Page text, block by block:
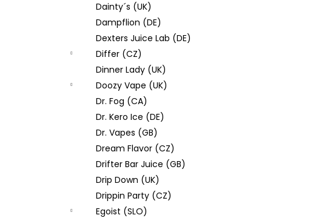
Dainty´s (UK)
Dampflion (DE)
Dexters Juice Lab (DE)
Differ (CZ)
Dinner Lady (UK)
Doozy Vape (UK)
Dr. Fog (CA)
Dr. Kero Ice (DE)
Dr. Vapes (GB)
Dream Flavor (CZ)
Drifter Bar Juice (GB)
Drip Down (UK)
Drippin Party (CZ)
Egoist (SLO)